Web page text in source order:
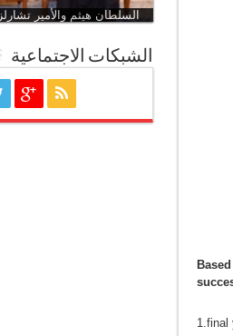
1.final
السلطان هيثم والأمير تشارلز
الشبكات الاجتماعية